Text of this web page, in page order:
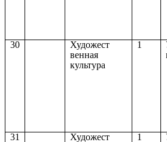
30
Художест
венная
культура
1
31
Художест
1